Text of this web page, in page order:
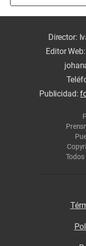
Director:
Editor
Publicidad: